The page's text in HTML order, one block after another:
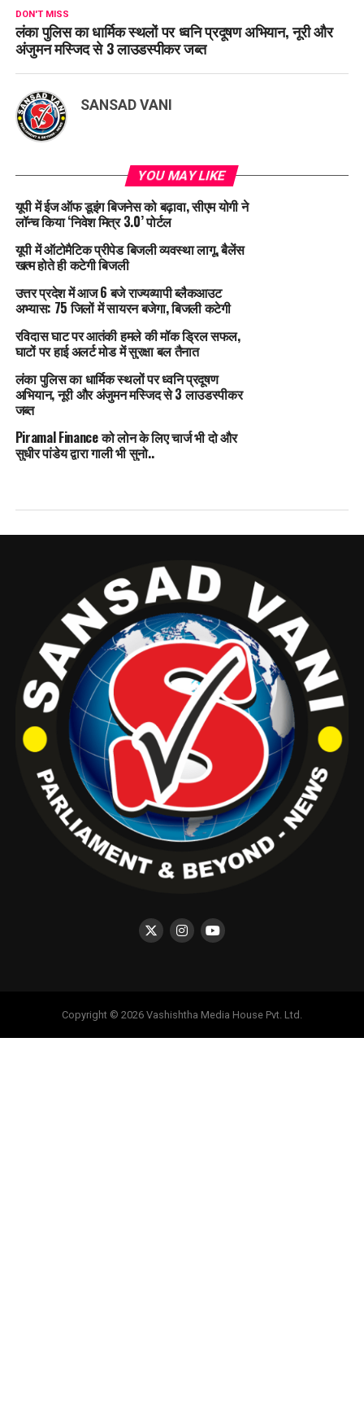
DON'T MISS
लंका पुलिस का धार्मिक स्थलों पर ध्वनि प्रदूषण अभियान, नूरी और
अंजुमन मस्जिद से 3 लाउडस्पीकर जब्त
SANSAD VANI
YOU MAY LIKE
यूपी में ईज ऑफ डूइंग बिजनेस को बढ़ावा, सीएम योगी ने
लॉन्च किया ‘निवेश मित्र 3.0’ पोर्टल
यूपी में ऑटोमैटिक प्रीपेड बिजली व्यवस्था लागू, बैलेंस
खत्म होते ही कटेगी बिजली
उत्तर प्रदेश में आज 6 बजे राज्यव्यापी ब्लैकआउट
अभ्यास: 75 जिलों में सायरन बजेगा, बिजली कटेगी
रविदास घाट पर आतंकी हमले की मॉक ड्रिल सफल,
घाटों पर हाई अलर्ट मोड में सुरक्षा बल तैनात
लंका पुलिस का धार्मिक स्थलों पर ध्वनि प्रदूषण
अभियान, नूरी और अंजुमन मस्जिद से 3 लाउडस्पीकर
जब्त
Piramal Finance को लोन के लिए चार्ज भी दो और
सुधीर पांडेय द्वारा गाली भी सुनो..
Copyright © 2026 Vashishtha Media House Pvt. Ltd.